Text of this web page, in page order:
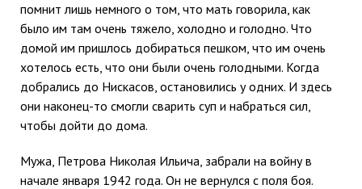
помнит лишь немного о том, что мать говорила, как
было им там очень тяжело, холодно и голодно. Что
домой им пришлось добираться пешком, что им очень
хотелось есть, что они были очень голодными. Когда
добрались до Нискасов, остановились у одних. И здесь
они наконец-то смогли сварить суп и набраться сил,
чтобы дойти до дома.
Мужа, Петрова Николая Ильича, забрали на войну в
начале января 1942 года. Он не вернулся с поля боя.